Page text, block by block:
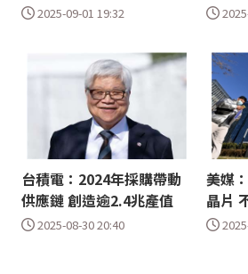
2025-09-01 19:32
台積電：2024年採購帶動
供應鏈 創造逾2.4兆產值
2025-08-30 20:40
美媒
晶片